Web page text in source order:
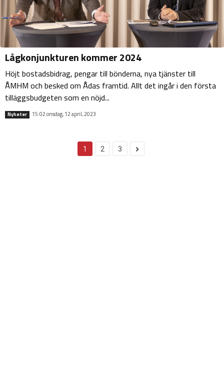
Lågkonjunkturen kommer 2024
Höjt bostadsbidrag, pengar till bönderna, nya tjänster till
ÅMHM och besked om Ådas framtid. Allt det ingår i den första
tilläggsbudgeten som en nöjd...
Nyheter 15:02 onsdag, 12 april, 2023
1 2 3